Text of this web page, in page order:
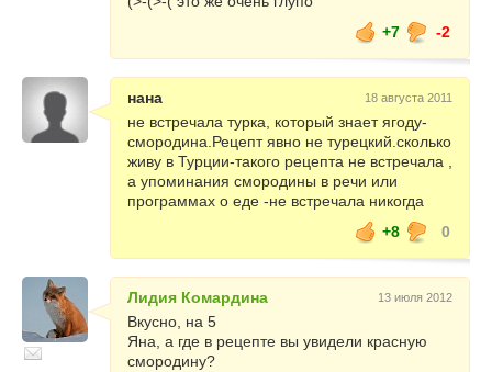
+7
-2
нана 18 августа 2011
не встречала турка, который знает ягоду-
смородина.Рецепт явно не турецкий.сколько
живу в Турции-такого рецепта не встречала ,
а упоминания смородины в речи или
программах о еде -не встречала никогда
+8
0
Лидия Комардина 13 июля 2012
Вкусно, на 5
Яна, а где в рецепте вы увидели красную
смородину?